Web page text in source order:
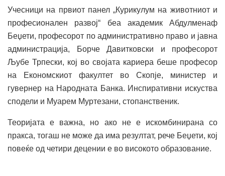
Учесници на првиот панел „Курикулум на животниот и
професионален развој“ беа академик Абдулменаф
Беџети, професорот по административно право и јавна
администрација, Борче Давитковски и професорот
Љубе Трпески, кој во својата кариера беше професор
на Економскиот факултет во Скопје, министер и
гувернер на Народната Банка. Инспиративни искуства
сподели и Муарем Муртезани, стопанственик.
Теоријата е важна, но ако не е искомбинирана со
пракса, тогаш не може да има резултат, рече Беџети, кој
повеќе од четири децении е во високото образование.